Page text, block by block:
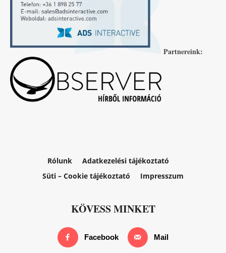
Partnereink:
Rólunk
Adatkezelési tájékoztató
Süti – Cookie tájékoztató
Impresszum
KÖVESS MINKET
Facebook Mail